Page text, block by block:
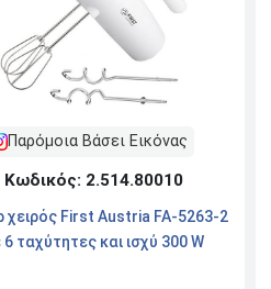
Παρόμοια Βάσει Εικόνας
Κωδικός: 2.514.80010
χειρός First Austria FA-5263-2
6 ταχύτητες και ισχύ 300 W